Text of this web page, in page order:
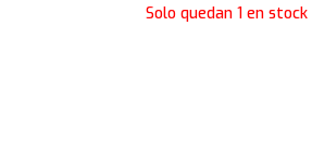
Solo quedan 1 en stock